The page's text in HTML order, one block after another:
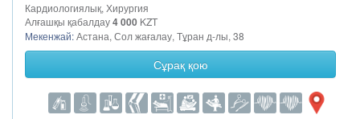
Кардиологиялық, Хирургия
Алғашқы қабалдау4 000 KZT
Мекенжай:Астана, Сол жағалау, Тұран д-лы, 38
Сұрақ қою